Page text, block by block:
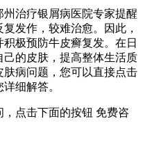
治疗银屑病医院专家提醒
发作，较难治愈。因此，
极预防牛皮癣复发。在日
的皮肤，提高整体生活质
病问题，您可以直接点击
细解答。
点击下面的按钮 免费咨